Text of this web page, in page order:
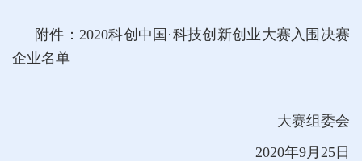
附件：2020科创中国·科技创新创业大赛入围决赛
企业名单
大赛组委会
2020年9月25日